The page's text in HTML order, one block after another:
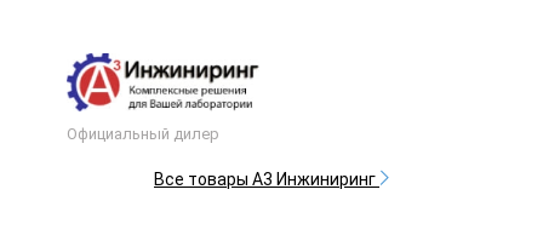
Официальный дилер
Все товары А3 Инжиниринг